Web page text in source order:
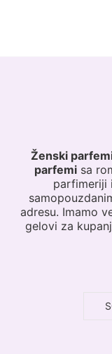
Ženski
parfemi sa
parfimeriji
adresu. Imamo
gelovi za